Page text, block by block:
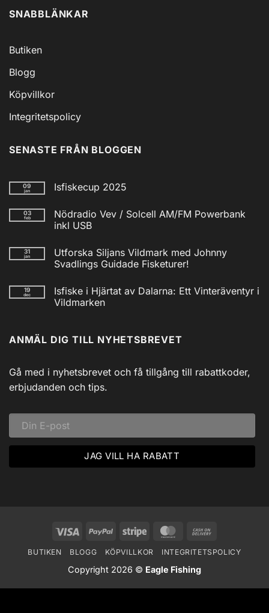
SNABBLÄNKAR
Butiken
Blogg
Köpvillkor
Integritetspolicy
SENASTE FRÅN BLOGGEN
09
jan Isfiskecup 2025
till
Isfiskecup
2025
03
feb
Nödradio Vev / Solcell AM/FM Powerbank
inkl USB
till
Nödradio
Vev
AM/FM
Powerbank
inkl
31
jan
Utforska Siljans Vildmark med Johnny
Svadlings Guidade Fisketurer!
till
Utforska
Siljans
Svadlings
Guidade
19
dec
Isfiske i Hjärtat av Dalarna: Ett Vinteräventyr i
Vildmarken
Isfiske
i
Dalarna:
Ett
Vinteräventyr
i
ANMÄL DIG TILL NYHETSBREVET
Gå med i nyhetsbrevet och få tillgång till rabattkoder,
erbjudanden och tips.
Visa PayPal Stripe MasterCard
Delivery
BUTIKEN BLOGG KÖPVILLKOR INTEGRITETSPOLICY
Copyright 2026 © Eagle Fishing